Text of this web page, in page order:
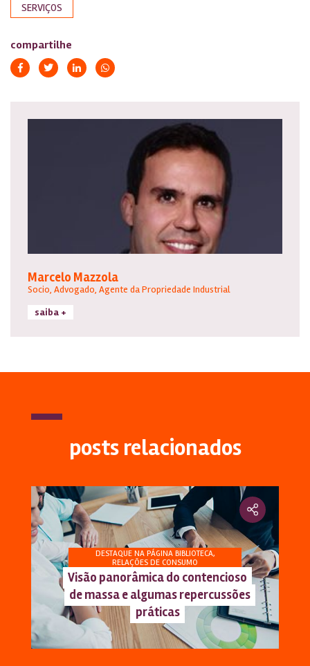
SERVIÇOS
compartilhe
Marcelo Mazzola
Socio, Advogado, Agente da Propriedade Industrial
saiba +
posts relacionados
DESTAQUE NA PÁGINA BIBLIOTECA,
RELAÇÕES DE CONSUMO
Visão panorâmica do contencioso
de massa e algumas repercussões
práticas